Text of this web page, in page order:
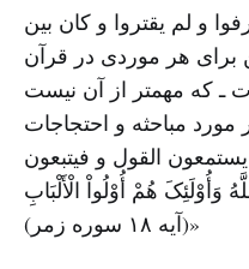
و لم یقتروا و کان بین
برای هر موردی در قرآن
ـ که مهمتر از آن نیست
مورد مباحثه و احتجاجات
القول و فیتبعون
وَأُوْلَئِکَ هُمْ أُوْلُواْ الْأَلْبَابِ
(آیه ۱۸ سوره زمر)»